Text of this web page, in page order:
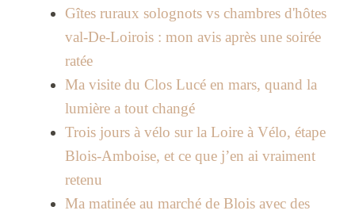
Gîtes ruraux solognots vs chambres d'hôtes
val-De-Loirois : mon avis après une soirée
ratée
Ma visite du Clos Lucé en mars, quand la
lumière a tout changé
Trois jours à vélo sur la Loire à Vélo, étape
Blois-Amboise, et ce que j’en ai vraiment
retenu
Ma matinée au marché de Blois avec des